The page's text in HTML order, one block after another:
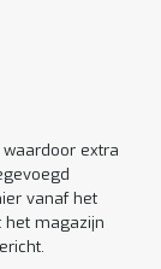
extra
vanaf het
het magazijn